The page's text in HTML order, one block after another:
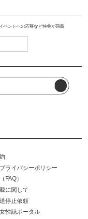
ベントへの応募など特典が満載
ライバシーポリシー
FAQ）
に関して
停止依頼
性誌ポータル